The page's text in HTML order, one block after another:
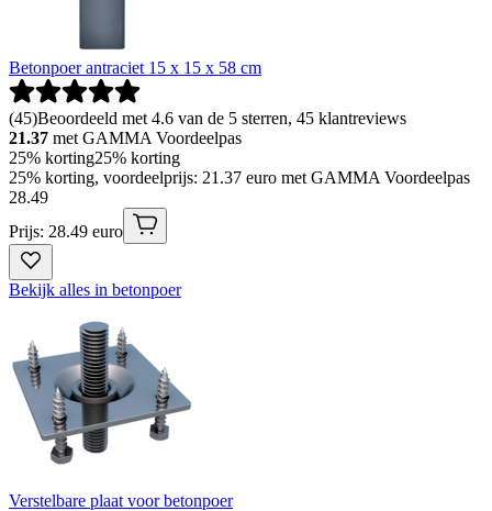
Betonpoer antraciet 15 x 15 x 58 cm
(45)Beoordeeld met 4.6 van de 5 sterren, 45 klantreviews
21.37 met GAMMA Voordeelpas
25% korting25% korting
25% korting, voordeelprijs: 21.37 euro met GAMMA Voordeelpas
28.49
Prijs: 28.49 euro
Bekijk alles in betonpoer
Verstelbare plaat voor betonpoer